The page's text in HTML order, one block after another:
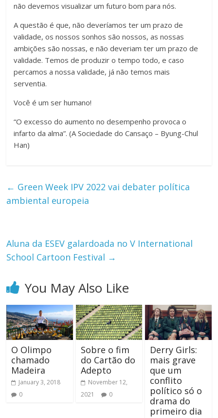
não devemos visualizar um futuro bom para nós.
A questão é que, não deveríamos ter um prazo de
validade, os nossos sonhos são nossos, as nossas
ambições são nossas, e não deveriam ter um prazo de
validade. Temos de produzir o tempo todo, e caso
percamos a nossa validade, já não temos mais
serventia.
Você é um ser humano!
“O excesso do aumento no desempenho provoca o
infarto da alma”. (A Sociedade do Cansaço – Byung-Chul
Han)
← Green Week IPV 2022 vai debater política
ambiental europeia
Aluna da ESEV galardoada no V International
School Cartoon Festival →
You May Also Like
O Olimpo
chamado
Madeira
January 3, 2018
0
Sobre o fim
do Cartão do
Adepto
November 12,
2021
0
Derry Girls:
mais grave
que um
conflito
político só o
drama do
primeiro dia